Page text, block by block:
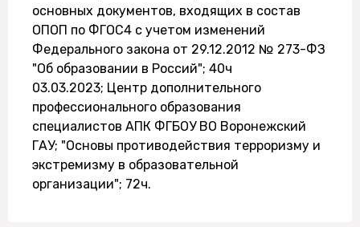
основных документов, входящих в состав
ОПОП по ФГОС4 с учетом изменений
Федерального закона от 29.12.2012 № 273-ФЗ
"Об образовании в Россий"; 40ч
03.03.2023; Центр дополнительного
профессионального образования
специалистов АПК ФГБОУ ВО Воронежский
ГАУ; "Основы противодействия терроризму и
экстремизму в образовательной
организации"; 72ч.